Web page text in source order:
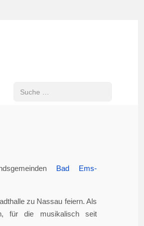
Suchen
Bad Ems-
zu Nassau feiern. Als
für die musikalisch seit